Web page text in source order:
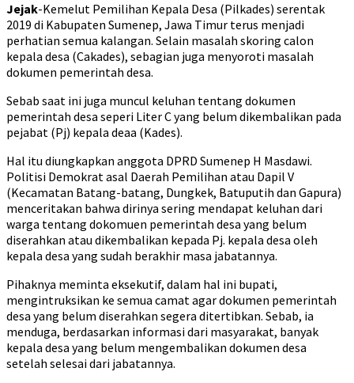
Jejak-Kemelut Pemilihan Kepala Desa (Pilkades) serentak
2019 di Kabupaten Sumenep, Jawa Timur terus menjadi
perhatian semua kalangan. Selain masalah skoring calon
kepala desa (Cakades), sebagian juga menyoroti masalah
dokumen pemerintah desa.
Sebab saat ini juga muncul keluhan tentang dokumen
pemerintah desa seperi Liter C yang belum dikembalikan pada
pejabat (Pj) kepala deaa (Kades).
Hal itu diungkapkan anggota DPRD Sumenep H Masdawi.
Politisi Demokrat asal Daerah Pemilihan atau Dapil V
(Kecamatan Batang-batang, Dungkek, Batuputih dan Gapura)
menceritakan bahwa dirinya sering mendapat keluhan dari
warga tentang dokomuen pemerintah desa yang belum
diserahkan atau dikembalikan kepada Pj. kepala desa oleh
kepala desa yang sudah berakhir masa jabatannya.
Pihaknya meminta eksekutif, dalam hal ini bupati,
mengintruksikan ke semua camat agar dokumen pemerintah
desa yang belum diserahkan segera ditertibkan. Sebab, ia
menduga, berdasarkan informasi dari masyarakat, banyak
kepala desa yang belum mengembalikan dokumen desa
setelah selesai dari jabatannya.